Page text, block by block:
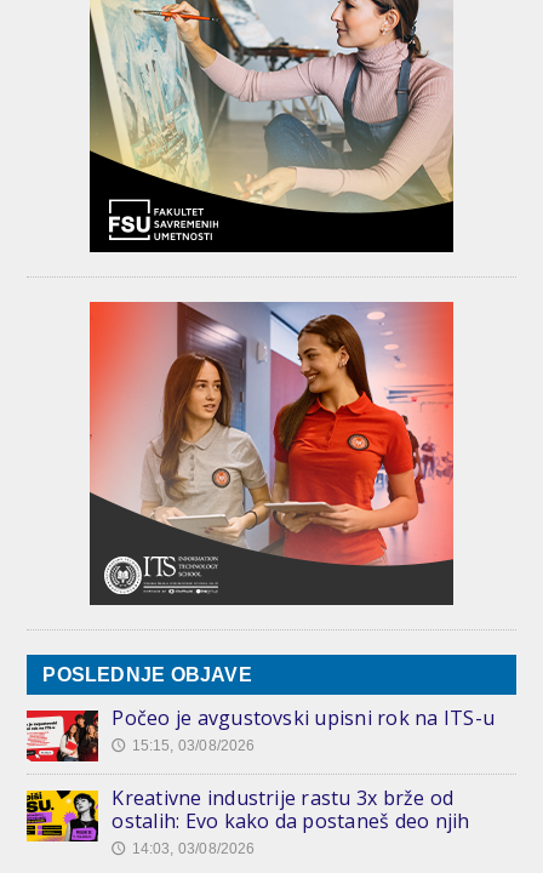
POSLEDNJE OBJAVE
Počeo je avgustovski upisni rok na ITS-u
🕔 15:15, 03/08/2026
Kreativne industrije rastu 3x brže od
ostalih: Evo kako da postaneš deo njih
🕔 14:03, 03/08/2026